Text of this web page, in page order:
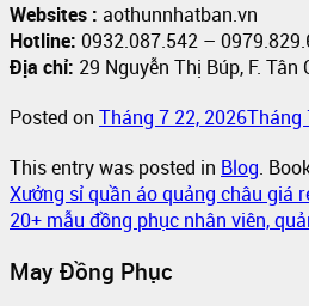
Websites : aothunnhatban.vn
Hotline: 0932.087.542 –
Địa chỉ: 29 Nguyễn Thị Búp, F. Tân
Posted on Tháng 7 22, 2026Tháng
This entry was posted in Blog.
Xưởng sỉ quần áo quảng châu giá
20+ mẫu đồng phục nhân viên,
May Đồng Phục